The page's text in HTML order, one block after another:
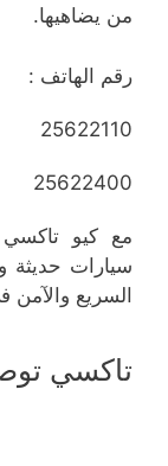
من يضاهيها.
رقم الهاتف :
25622110
25622400
سيارات حديثة
السريع والآمن
تاكسي